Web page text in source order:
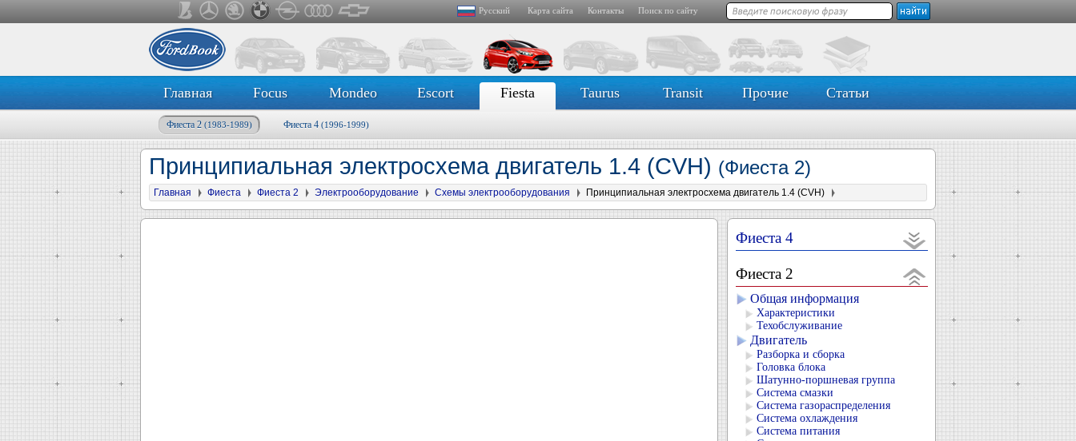
Русский Карта сайта Контакты Поиск по сайту
Главная Focus Mondeo Escort Fiesta Taurus Transit Прочие Статьи
Фиеста 2 (1983-1989) Фиеста 4 (1996-1999)
Принципиальная электросхема двигатель 1.4 (CVH) (Фиеста 2)
Главная Фиеста Фиеста 2 Электрооборудование Схемы электрооборудования Принципиальная электросхема двигатель 1.4 (CVH)
Фиеста 4
Фиеста 2
Общая информация
Характеристики
Техобслуживание
Двигатель
Разборка и сборка
Головка блока
Шатунно-поршневая группа
Система смазки
Система газораспределения
Система охлаждения
Система питания